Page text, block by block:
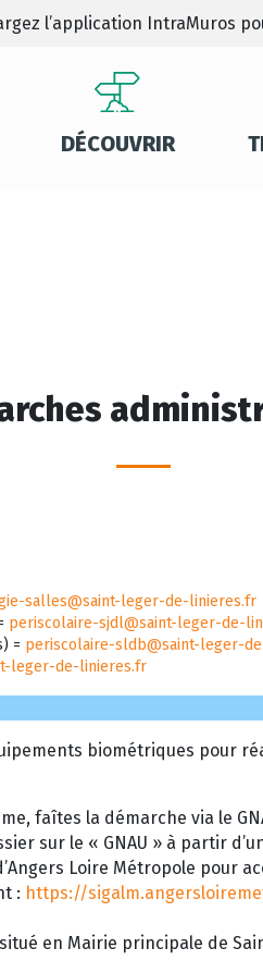
l’application IntraMuros
DÉCOUVRIR
salles@saint-leger-de-linieres.fr
periscolaire-sjdl@saint-leger-de-
= periscolaire-sldb@saint-leger-
leger-de-linieres.fr
biométriques pour
faîtes la démarche via le
sur le « GNAU » à partir
Loire Métropole pour
: https://
en Mairie principale de